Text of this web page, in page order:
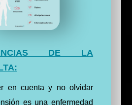
DE LA
en cuenta y no olvidar
es una enfermedad